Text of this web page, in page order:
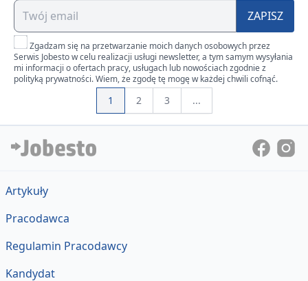
ZAPISZ
Zgadzam się na przetwarzanie moich danych osobowych przez
Serwis Jobesto w celu realizacji usługi newsletter, a tym samym wysyłania
mi informacji o ofertach pracy, usługach lub nowościach zgodnie z
polityką prywatności. Wiem, że zgodę tę mogę w każdej chwili cofnąć.
1 2 3 ...
Artykuły
Pracodawca
Regulamin Pracodawcy
Kandydat